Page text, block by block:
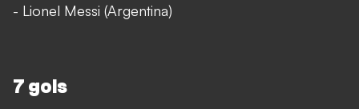
- Lionel Messi (Argentina)
7 gols